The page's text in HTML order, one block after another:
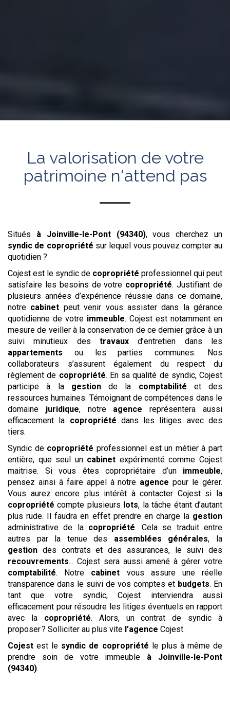
La valorisation de votre
patrimoine n'attend pas
Situés à Joinville-le-Pont (94340), vous cherchez un
syndic de copropriété sur lequel vous pouvez compter au
quotidien ?
Cojest est le syndic de copropriété professionnel qui peut
satisfaire les besoins de votre copropriété. Justifiant de
plusieurs années d’expérience réussie dans ce domaine,
notre cabinet peut venir vous assister dans la gérance
quotidienne de votre immeuble. Cojest est notamment en
mesure de veiller à la conservation de ce dernier grâce à un
suivi minutieux des travaux d’entretien dans les
appartements ou les parties communes. Nos
collaborateurs s’assurent également du respect du
règlement de copropriété. En sa qualité de syndic, Cojest
participe à la gestionde la comptabilité et des
ressources humaines. Témoignant de compétences dans le
domaine juridique, notre agence représentera aussi
efficacement la copropriété dans les litiges avec des
tiers.
Syndic de copropriété professionnel est un métier à part
entière, que seul un cabinet expérimenté comme Cojest
maitrise. Si vous êtes copropriétaire d’un immeuble,
pensez ainsi à faire appel à notre agence pour le gérer.
Vous aurez encore plus intérêt à contacter Cojest si la
copropriété compte plusieurs lots, la tâche étant d’autant
plus rude. Il faudra en effet prendre en charge la gestion
administrative de la copropriété. Cela se traduit entre
autres par la tenue des assemblées générales, la
gestion des contrats et des assurances, le suivi des
recouvrements... Cojest sera aussi amené à gérer votre
comptabilité. Notre cabinet vous assure une réelle
transparence dans le suivi de vos comptes et budgets. En
tant que votre syndic, Cojest interviendra aussi
efficacement pour résoudre les litiges éventuels en rapport
avec la copropriété. Alors, un contrat de syndic à
proposer ? Solliciter au plus vite l’agence Cojest.
Cojest est le syndic de copropriété le plus à même de
prendre soin de votre immeuble à Joinville-le-Pont
(94340).